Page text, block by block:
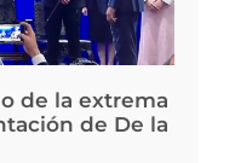
de la extrema
de De la